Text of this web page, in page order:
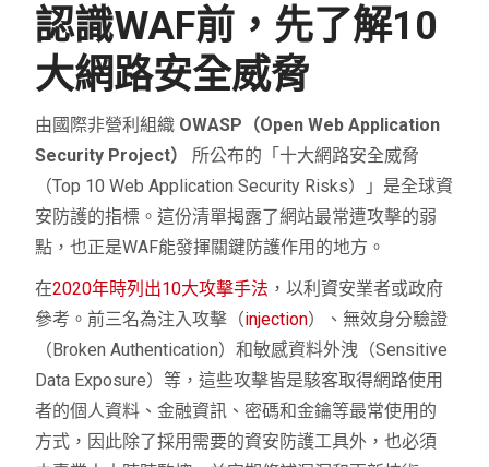
認識WAF前，先了解10
大網路安全威脅
由國際非營利組織 OWASP（Open Web Application
Security Project）
所公布的 「十大網路安全威脅
（Top 10 Web Application Security Risks）」是全球資
安防護的指標。這份清單揭露了網站最常遭攻擊的弱
點，也正是WAF能發揮關鍵防護作用的地方。
在2020年時列出10大攻擊手法 ，以利資安業者或政府
參考。前三名為注入攻擊（injection）、無效身分驗證
（Broken Authentication）和敏感資料外洩（Sensitive
Data Exposure）等，這些攻擊皆是駭客取得網路使用
者的個人資料、金融資訊、密碼和金鑰等最常使用的
方式，因此除了採用需要的資安防護工具外，也必須